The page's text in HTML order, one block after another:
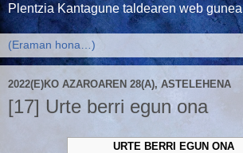
Plentzia Kantagune taldearen web gunea
2022(E)KO AZAROAREN 28(A), ASTELEHENA
[17] Urte berri egun ona
URTE BERRI EGUN ONA